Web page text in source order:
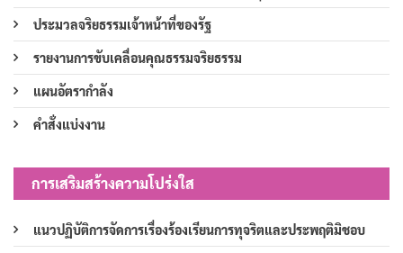
ประมวลจริยธรรมเจ้าหน้าที่ของรัฐ
รายงานการขับเคลื่อนคุณธรรมจริยธรรม
แผนอัตรากำลัง
คำสั่งแบ่งงาน
การเสริมสร้างความโปร่งใส
แนวปฏิบัติการจัดการเรื่องร้องเรียนการทุจริตและประพฤติมิชอบ